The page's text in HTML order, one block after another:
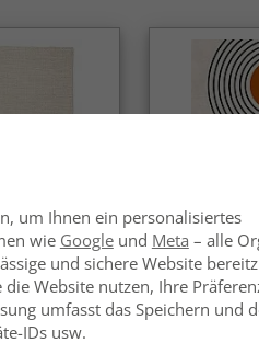
(beige)
Wilton-
um Ihnen ein personalisiertes
wie Googleund Meta – alle
und sichere Website
Website nutzen, Ihre
umfasst das Speichern und
IDs usw.